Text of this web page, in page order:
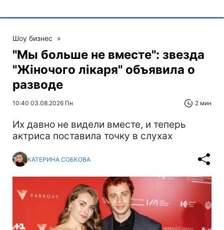
Шоу бизнес »
"Мы больше не вместе": звезда
"Жіночого лікаря" объявила о
разводе
10:40 03.08.2026 Пн 2 мин
Их давно не видели вместе, и теперь
актриса поставила точку в слухах
КАТЕРИНА СОБКОВА